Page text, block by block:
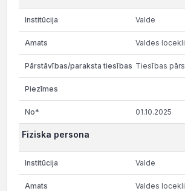
Valde
Valdes
Tiesības
01.10.2025
Fiziska persona
Valde
Valdes